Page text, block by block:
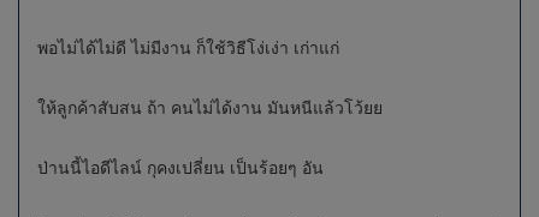
พอไม่ได้ไม่ดี ไม่มีงาน ก็ใช้วิธีโง่เง่า เก่าแก่
ให้ลูกค้าสับสน ถ้า คนไม่ได้งาน มันหนีแล้วโว้ยย
ป่านนี้ไอดีไลน์ กุคงเปลี่ยน เป็นร้อยๆ อัน